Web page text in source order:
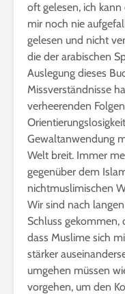
oft gelesen, ich kann
mir noch nie
gelesen und nicht
die der arabischen
Auslegung dieses
Missverständnisse
verheerenden
Gewaltanwendung
Welt breit. Immer
gegenüber dem
nichtmuslimischen
Wir sind nach
Schluss gekommen,
dass Muslime sich
stärker
umgehen müssen
vorgehen, um den